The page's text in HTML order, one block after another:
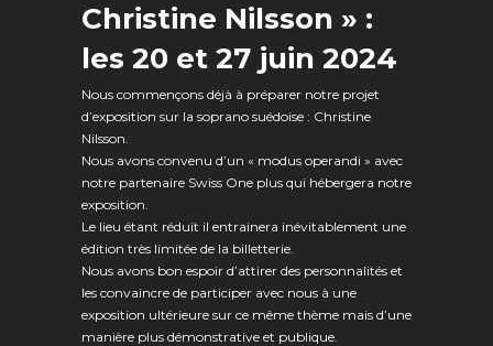
Christine Nilsson » :
les 20 et 27 juin 2024
Nous commençons déjà à préparer notre projet
d’exposition sur la soprano suédoise : Christine
Nilsson.
Nous avons convenu d’un « modus operandi » avec
notre partenaire Swiss One plus qui hébergera notre
exposition.
Le lieu étant réduit il entrainera inévitablement une
édition très limitée de la billetterie.
Nous avons bon espoir d’attirer des personnalités et
les convaincre de participer avec nous à une
exposition ultérieure sur ce même thème mais d’une
manière plus démonstrative et publique.